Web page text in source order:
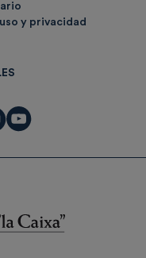
y privacidad